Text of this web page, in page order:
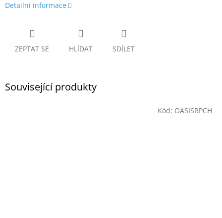
Detailní informace
ZEPTAT SE HLÍDAT SDÍLET
Související produkty
Kód: OASISRPCH